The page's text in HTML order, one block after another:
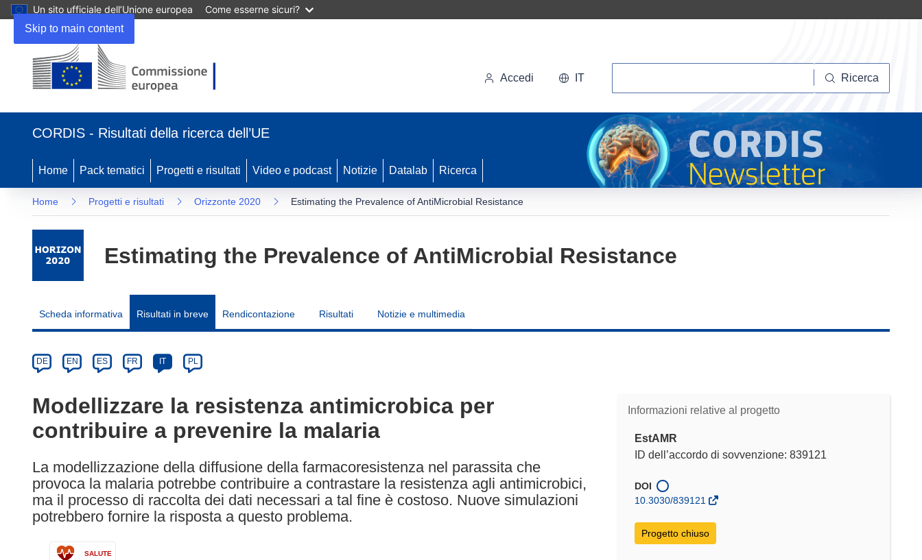
Skip to main content
Un sito ufficiale dell’Unione europea Come esserne sicuri?
in
nuova
finestra)
Accedi IT Ricerca
CORDIS - Risultati della ricerca dell’UE
Home Pack tematici Progetti e risultati Video e podcast Notizie Datalab Ricerca
Home Progetti e risultati Orizzonte 2020 Estimating the Prevalence of AntiMicrobial Resistance
Estimating the Prevalence of AntiMicrobial Resistance
Scheda informativa Risultati in breve Rendicontazione Risultati Notizie e multimedia
Category
Article
available
the
following
languages:
DE EN ES FR IT PL
Modellizzare la resistenza antimicrobica per
contribuire a prevenire la malaria
La modellizzazione della diffusione della farmacoresistenza nel parassita che
provoca la malaria potrebbe contribuire a contrastare la resistenza agli antimicrobici,
ma il processo di raccolta dei dati necessari a tal fine è costoso. Nuove simulazioni
potrebbero fornire la risposta a questo problema.
SALUTE
Informazioni relative al progetto
EstAMR
ID dell’accordo di sovvenzione: 839121
DOI
10.3030/839121
Progetto chiuso